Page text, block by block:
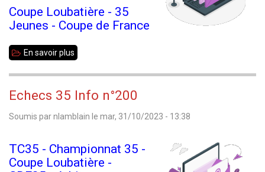
Coupe Loubatière - 35
Jeunes - Coupe de France
En savoir plus
Info
n°201
Echecs 35 Info n°200
Soumis parnlamblain le mar, 31/10/2023 - 13:38
TC35 - Championnat 35 -
Coupe Loubatière -